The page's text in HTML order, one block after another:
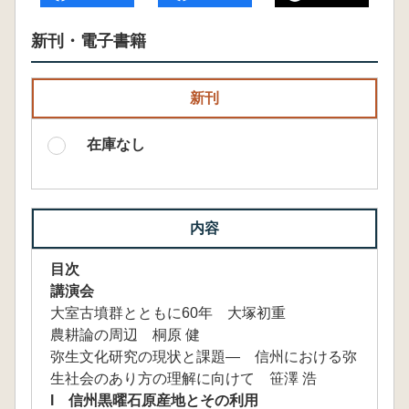
新刊・電子書籍
新刊
在庫なし
内容
目次
講演会
大室古墳群とともに60年 大塚初重
農耕論の周辺 桐原 健
弥生文化研究の現状と課題― 信州における弥
生社会のあり方の理解に向けて 笹澤 浩
I 信州黒曜石原産地とその利用